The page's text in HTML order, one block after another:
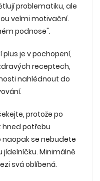
problematiku, ale
velmi motivační.
podnose".
je v pochopení,
receptech,
nahlédnout do
protože po
hned potřebu
naopak se nebudete
Minimálně
svá oblíbená.